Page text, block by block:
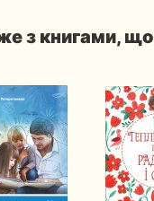
з книгами,